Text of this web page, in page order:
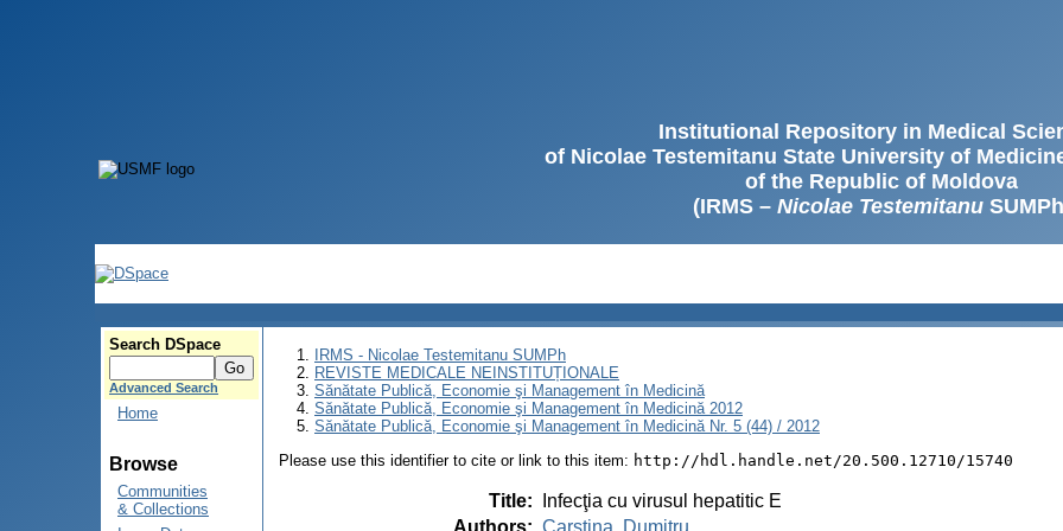
Institutional Repository in Medical
of Nicolae Testemitanu State University of
of the Republic of Moldova
(IRMS – Nicolae Testemitanu
Search DSpace
Advanced Search
Home
Browse
Communities
& Collections
IRMS - Nicolae Testemitanu SUMPh
REVISTE MEDICALE NEINSTITUȚIONALE
Sănătate Publică, Economie şi Management în Medicină
Sănătate Publică, Economie şi Management în Medicină 2012
Sănătate Publică, Economie şi Management în Medicină Nr. 5 (44) / 2012
Please use this identifier to cite or link to this item: http://hdl.handle.net/20.500.12710/15740
Title:
Infecţia cu virusul hepatitic E
Authors: Carstina, Dumitru